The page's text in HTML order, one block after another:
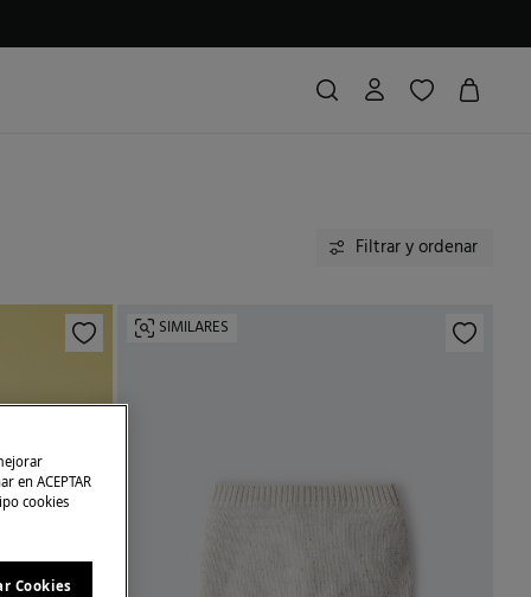
Filtrar y ordenar
SIMILARES
en ACEPTAR
cookies
Cookies